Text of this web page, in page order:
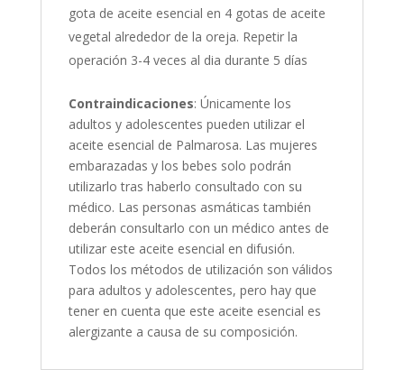
gota de aceite esencial en 4 gotas de aceite
vegetal alrededor de la oreja. Repetir la
operación 3-4 veces al dia durante 5 días
Contraindicaciones: Únicamente los
adultos y adolescentes pueden utilizar el
aceite esencial de Palmarosa. Las mujeres
embarazadas y los bebes solo podrán
utilizarlo tras haberlo consultado con su
médico. Las personas asmáticas también
deberán consultarlo con un médico antes de
utilizar este aceite esencial en difusión.
Todos los métodos de utilización son válidos
para adultos y adolescentes, pero hay que
tener en cuenta que este aceite esencial es
alergizante a causa de su composición.